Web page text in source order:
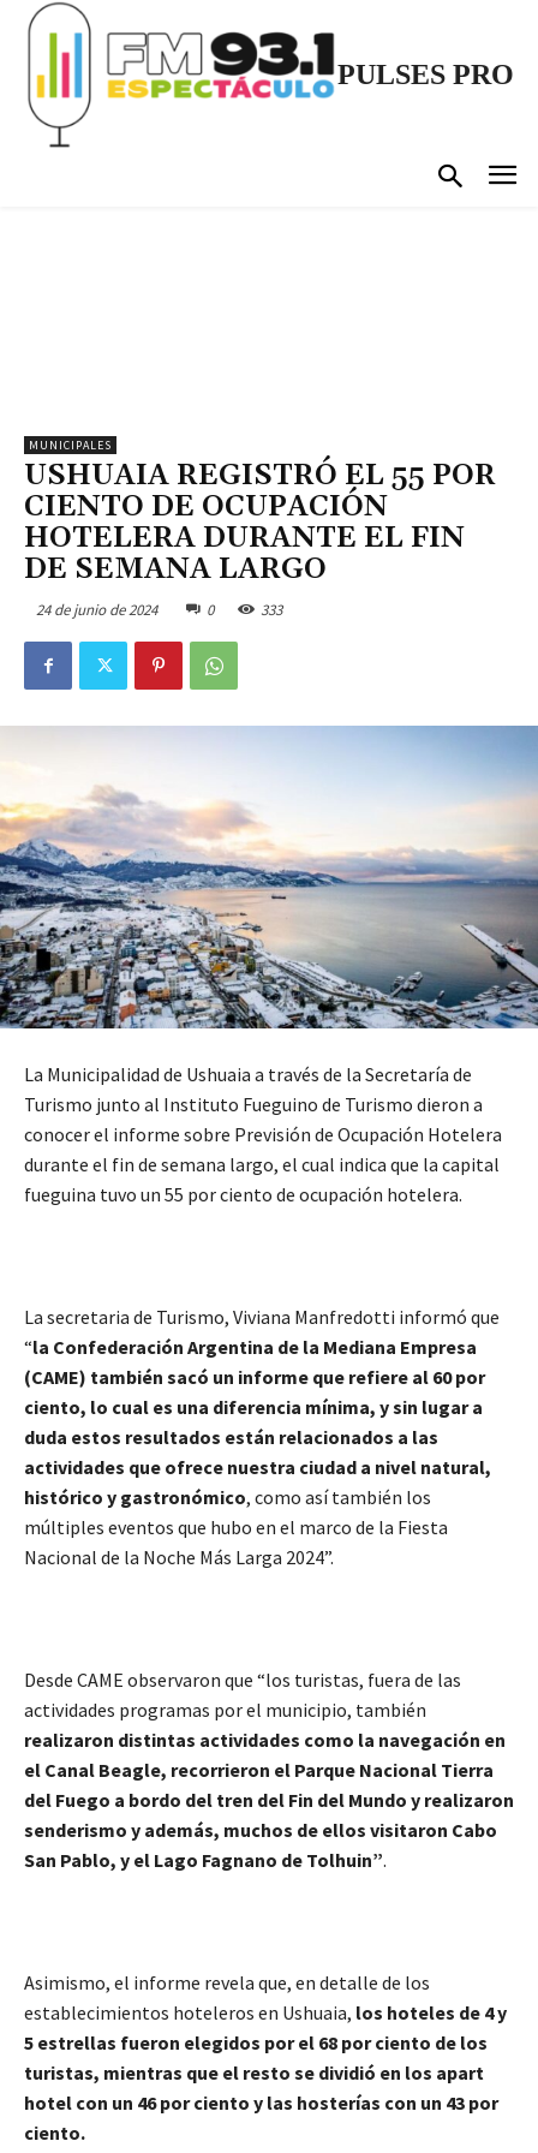
PULSES PRO
MUNICIPALES
USHUAIA REGISTRÓ EL 55 POR
CIENTO DE OCUPACIÓN
HOTELERA DURANTE EL FIN
DE SEMANA LARGO
24 de junio de 2024 0 333
La Municipalidad de Ushuaia a través de la Secretaría de
Turismo junto al Instituto Fueguino de Turismo dieron a
conocer el informe sobre Previsión de Ocupación Hotelera
durante el fin de semana largo, el cual indica que la capital
fueguina tuvo un 55 por ciento de ocupación hotelera.
La secretaria de Turismo, Viviana Manfredotti informó que
“la Confederación Argentina de la Mediana Empresa
(CAME) también sacó un informe que refiere al 60 por
ciento, lo cual es una diferencia mínima, y sin lugar a
duda estos resultados están relacionados a las
actividades que ofrece nuestra ciudad a nivel natural,
histórico y gastronómico, como así también los
múltiples eventos que hubo en el marco de la Fiesta
Nacional de la Noche Más Larga 2024”.
Desde CAME observaron que “los turistas, fuera de las
actividades programas por el municipio, también
realizaron distintas actividades como la navegación en
el Canal Beagle, recorrieron el Parque Nacional Tierra
del Fuego a bordo del tren del Fin del Mundo y realizaron
senderismo y además, muchos de ellos visitaron Cabo
San Pablo, y el Lago Fagnano de Tolhuin”.
Asimismo, el informe revela que, en detalle de los
establecimientos hoteleros en Ushuaia, los hoteles de 4 y
5 estrellas fueron elegidos por el 68 por ciento de los
turistas, mientras que el resto se dividió en los apart
hotel con un 46 por ciento y las hosterías con un 43 por
ciento.